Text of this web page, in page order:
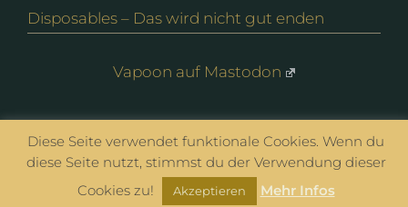
Disposables – Das wird nicht gut enden
Vapoon auf Mastodon
© vapoon seit 2016 |Datenschutz|Impressum
Diese Seite verwendet funktionale Cookies. Wenn du
diese Seite nutzt, stimmst du der Verwendung dieser
Cookies zu!
Akzeptieren Mehr Infos